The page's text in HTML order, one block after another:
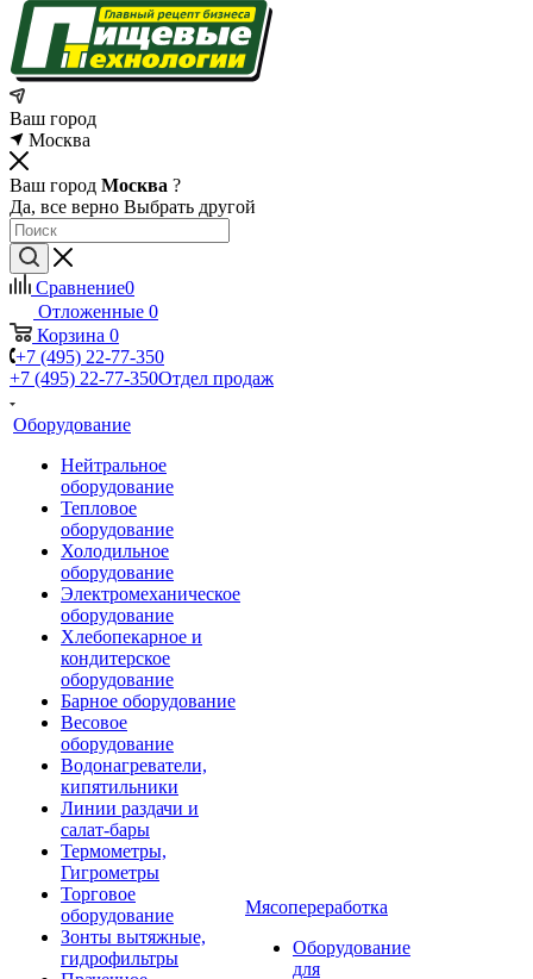
Ваш город
Москва
Ваш город Москва ?
Да, все верно Выбрать другой
Сравнение0
Отложенные 0
Корзина 0
+7 (495) 22-77-350
+7 (495) 22-77-350Отдел продаж
Оборудование
Нейтральное
оборудование
Тепловое
оборудование
Холодильное
оборудование
Электромеханическое
оборудование
Хлебопекарное и
кондитерское
оборудование
Барное оборудование
Весовое
оборудование
Водонагреватели,
кипятильники
Линии раздачи и
салат-бары
Термометры,
Гигрометры
Торговое
оборудование
Зонты вытяжные,
гидрофильтры
Мясопереработка
Оборудование
для